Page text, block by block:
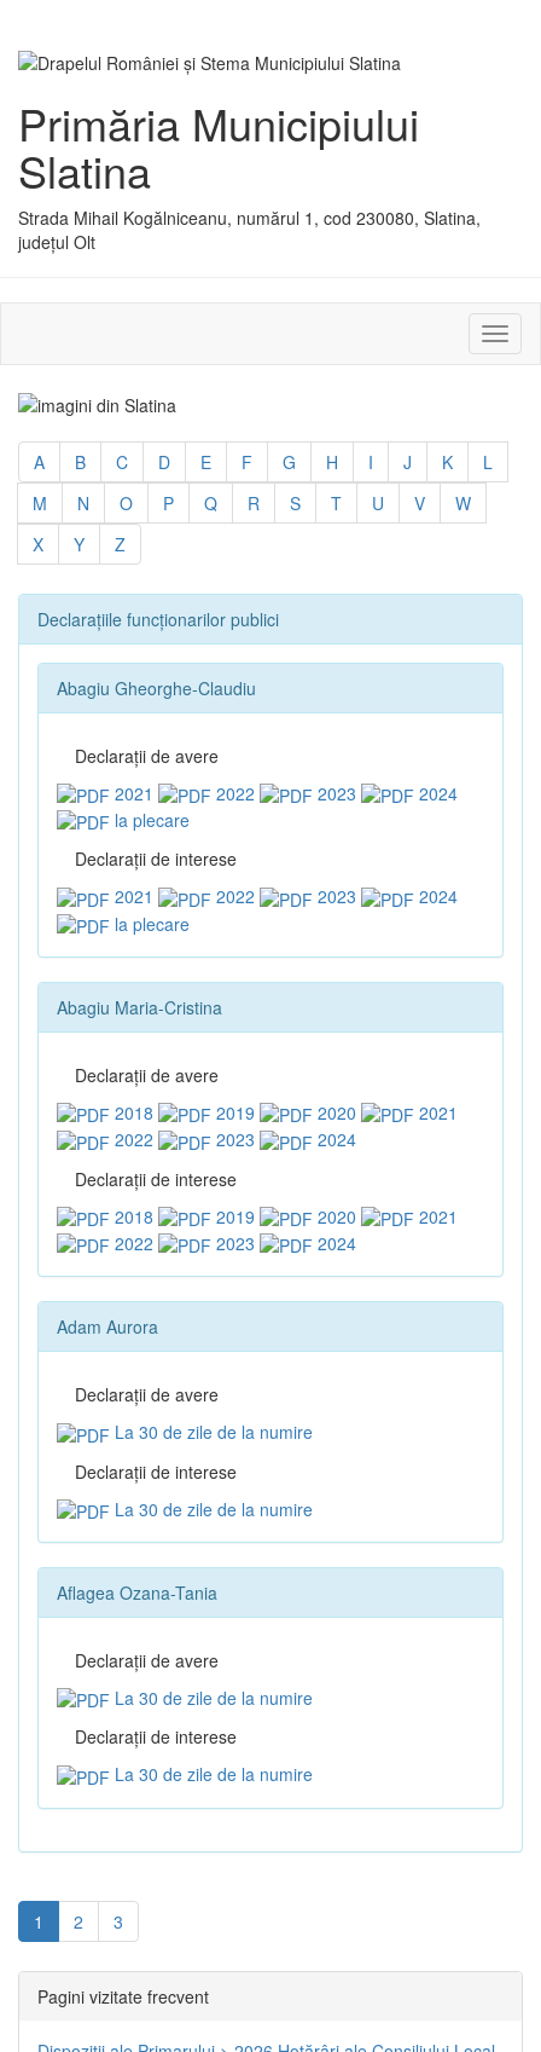
Primăria Municipiului
Slatina
Strada Mihail Kogălniceanu, numărul 1, cod 230080, Slatina,
județul Olt
sau
A B C D E F G H I J K
L
M
N O P Q R S T U V
W
X
Y Z
Declarațiile funcționarilor publici
Abagiu Gheorghe-Claudiu
Declaraţii de avere
2021
2022 2023
2024
la plecare
Declaraţii de interese
2021
2022 2023
2024
la plecare
Abagiu Maria-Cristina
Declaraţii de avere
2018
2019 2020
2021
2022
2023
2024
Declaraţii de interese
2018
2019 2020
2021
2022
2023 2024
Adam Aurora
Declaraţii de avere
La 30 de zile de la numire
Declaraţii de interese
La 30 de zile de la numire
Aflagea Ozana-Tania
Declaraţii de avere
La 30 de zile de la numire
Declaraţii de interese
La 30 de zile de la numire
1 2 3
Pagini vizitate frecvent